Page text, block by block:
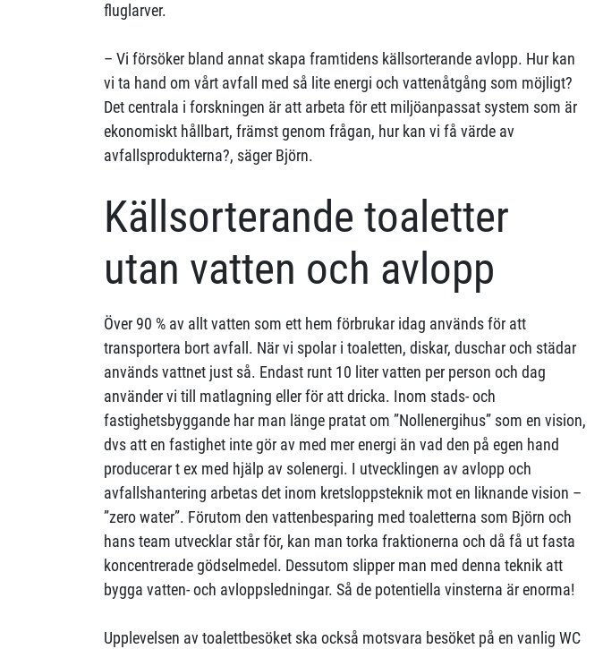
fluglarver.
– Vi försöker bland annat skapa framtidens källsorterande avlopp. Hur kan
vi ta hand om vårt avfall med så lite energi och vattenåtgång som möjligt?
Det centrala i forskningen är att arbeta för ett miljöanpassat system som är
ekonomiskt hållbart, främst genom frågan, hur kan vi få värde av
avfallsprodukterna?, säger Björn.
Källsorterande toaletter
utan vatten och avlopp
Över 90 % av allt vatten som ett hem förbrukar idag används för att
transportera bort avfall. När vi spolar i toaletten, diskar, duschar och städar
används vattnet just så. Endast runt 10 liter vatten per person och dag
använder vi till matlagning eller för att dricka. Inom stads- och
fastighetsbyggande har man länge pratat om ”Nollenergihus” som en vision,
dvs att en fastighet inte gör av med mer energi än vad den på egen hand
producerar t ex med hjälp av solenergi. I utvecklingen av avlopp och
avfallshantering arbetas det inom kretsloppsteknik mot en liknande vision –
”zero water”. Förutom den vattenbesparing med toaletterna som Björn och
hans team utvecklar står för, kan man torka fraktionerna och då få ut fasta
koncentrerade gödselmedel. Dessutom slipper man med denna teknik att
bygga vatten- och avloppsledningar. Så de potentiella vinsterna är enorma!
Upplevelsen av toalettbesöket ska också motsvara besöket på en vanlig WC